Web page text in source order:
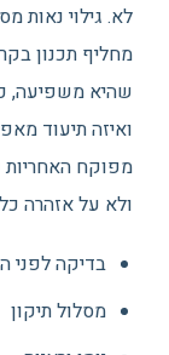
לא. גילוי נאות
מחליף תכנון
שהיא משפיעה,
ואיזה תיעוד
מפוקח האחריות
ולא על אזהרה
בדיקה לפני
מסלול תיקון